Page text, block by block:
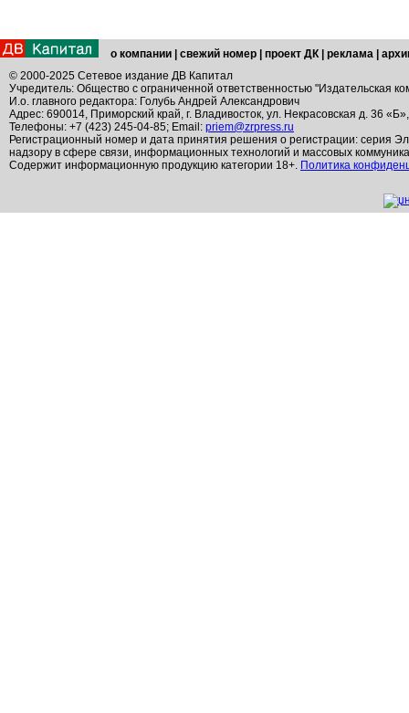
о компании свежий номер проект ДК реклама
© 2000-2025 Сетевое издание ДВ Капитал
Учредитель: Общество с ограниченной ответственностью "Издательская
И.о. главного редактора: Голубь Андрей Александрович
Адрес: 690014, Приморский край, г. Владивосток, ул. Некрасовская д. 36
Телефоны: +7 (423) 245-04-85; Email: priem@zrpress.ru
Регистрационный номер и дата принятия решения о регистрации: серия
надзору в сфере связи, информационных технологий и массовых
Содержит информационную продукцию категории 18+. Политика